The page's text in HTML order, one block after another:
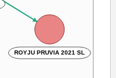
ROYJU PRUVIA 2021 SL